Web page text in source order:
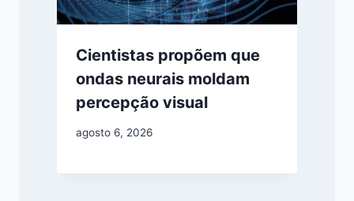
Cientistas propõem que
ondas neurais moldam
percepção visual
agosto 6, 2026